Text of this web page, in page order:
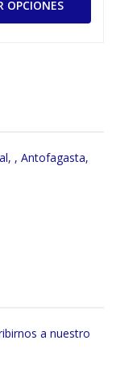
OPCIONES
, Antofagasta,
a nuestro